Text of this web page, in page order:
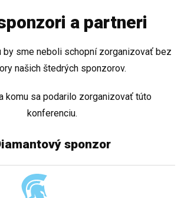
a partneri
by sme neboli schopní zorganizovať bez
našich štedrých sponzorov.
komu sa podarilo zorganizovať túto
konferenciu.
sponzor